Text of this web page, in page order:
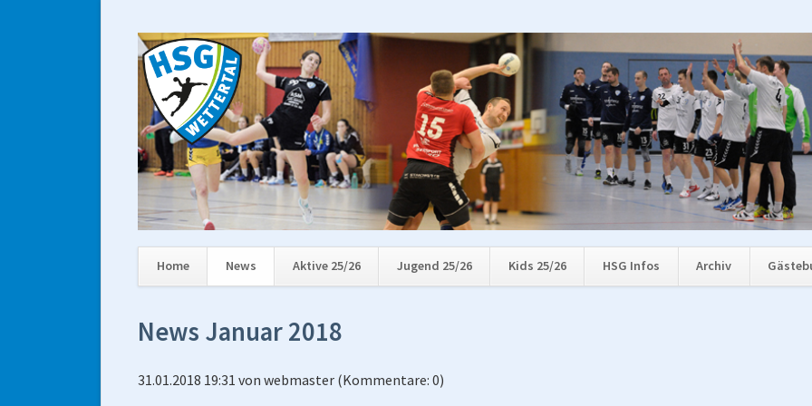
Home News Aktive 25/26 Jugend 25/26 Kids 25/26 HSG Infos Archiv
News Januar 2018
31.01.2018 19:31 von webmaster (Kommentare: 0)